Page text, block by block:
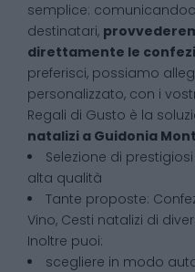
semplice:
destinatari,
direttamente le
preferisci, possiamo
personalizzato, con i
Regali di Gusto è la
natalizi a Guidonia
Selezione di
alta qualità
Tante proposte:
Vino, Cesti natalizi di
Inoltre puoi:
scegliere in modo